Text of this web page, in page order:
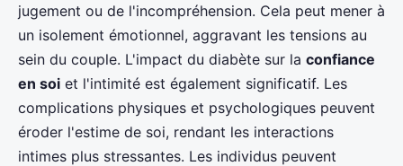
jugement ou de l'incompréhension. Cela peut mener à
un isolement émotionnel, aggravant les tensions au
sein du couple. L'impact du diabète sur la confiance
en soi et l'intimité est également significatif. Les
complications physiques et psychologiques peuvent
éroder l'estime de soi, rendant les interactions
intimes plus stressantes. Les individus peuvent